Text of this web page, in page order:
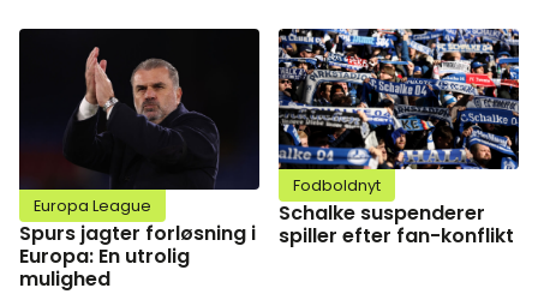
Europa League
Spurs jagter forløsning i
Europa: En utrolig
mulighed
Fodboldnyt
Schalke suspenderer
spiller efter fan-konflikt